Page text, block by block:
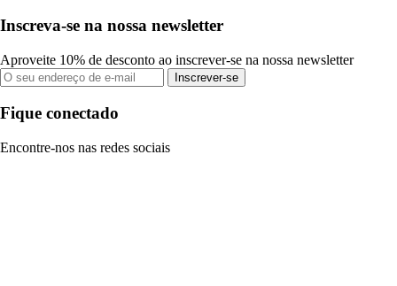
Inscreva-se na nossa newsletter
Aproveite 10% de desconto ao inscrever-se na nossa newsletter
Inscrever-se
Fique conectado
Encontre-nos nas redes sociais